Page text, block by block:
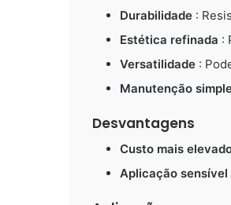
Durabilidade :
Estética refinada :
Versatilidade :
Manutenção
Desvantagens
Custo mais
Aplicação sensível